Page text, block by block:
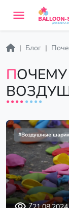
Блог
ПОЧЕМУ СДУВАЮТСЯ
#Воздушные
7